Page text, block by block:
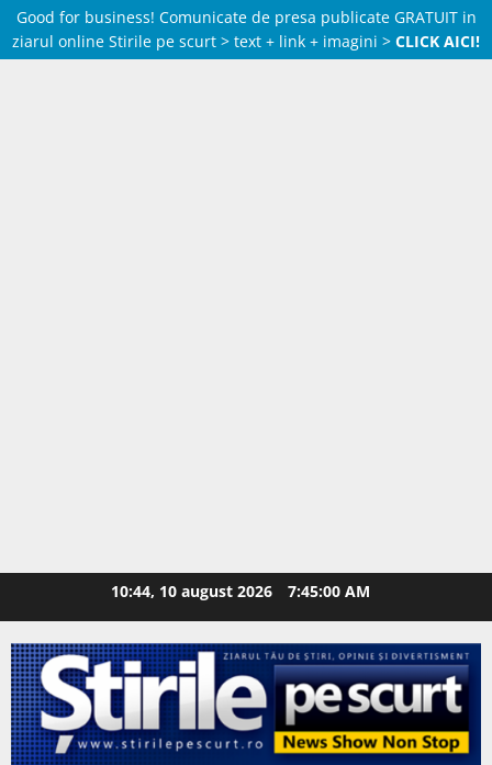
Good for business! Comunicate de presa publicate GRATUIT in
ziarul online Stirile pe scurt > text + link + imagini > CLICK AICI!
10:44, 10 august 2026 7:45:01 AM